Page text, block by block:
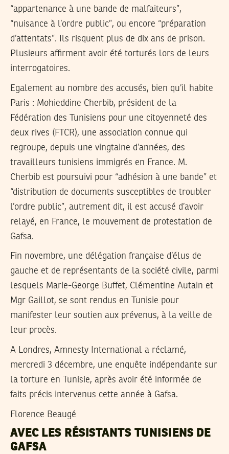
“appartenance à une bande de malfaiteurs”,
“nuisance à l’ordre public”, ou encore “préparation
d’attentats”. Ils risquent plus de dix ans de prison.
Plusieurs affirment avoir été torturés lors de leurs
interrogatoires.
Egalement au nombre des accusés, bien qu’il habite
Paris : Mohieddine Cherbib, président de la
Fédération des Tunisiens pour une citoyenneté des
deux rives (FTCR), une association connue qui
regroupe, depuis une vingtaine d’années, des
travailleurs tunisiens immigrés en France. M.
Cherbib est poursuivi pour “adhésion à une bande” et
“distribution de documents susceptibles de troubler
l’ordre public”, autrement dit, il est accusé d’avoir
relayé, en France, le mouvement de protestation de
Gafsa.
Fin novembre, une délégation française d’élus de
gauche et de représentants de la société civile, parmi
lesquels Marie-George Buffet, Clémentine Autain et
Mgr Gaillot, se sont rendus en Tunisie pour
manifester leur soutien aux prévenus, à la veille de
leur procès.
A Londres, Amnesty International a réclamé,
mercredi 3 décembre, une enquête indépendante sur
la torture en Tunisie, après avoir été informée de
faits précis intervenus cette année à Gafsa.
Florence Beaugé
AVEC LES RÉSISTANTS TUNISIENS DE
GAFSA